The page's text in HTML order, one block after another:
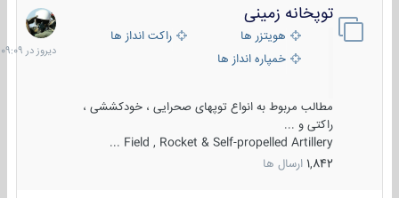
توپخانه زمینی
هویتزر ها
راکت انداز ها
خمپاره انداز ها
مطالب مربوط به انواع توپهای صحرایی ، خودکششی ،
راکتی و ...
Field , Rocket & Self-propelled Artillery ...
1,842 ارسال ها
دیروز
در
09:09